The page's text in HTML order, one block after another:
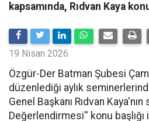
kapsamında, Rıdvan Kaya
19 Nisan 2026
​Özgür-Der Batman Şubesi
düzenlediği aylık
Genel Başkanı Rıdvan
Değerlendirmesi'' konu